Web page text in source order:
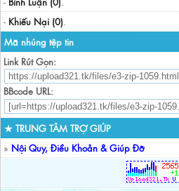
- Khiếu Nại (0).
Mã nhúng tệp tin
Link Rút Gọn:
BBcode URL:
★ TRUNG TÂM TRỢ GIÚP
» Nội Quy, Điều Khoản & Giúp Đỡ